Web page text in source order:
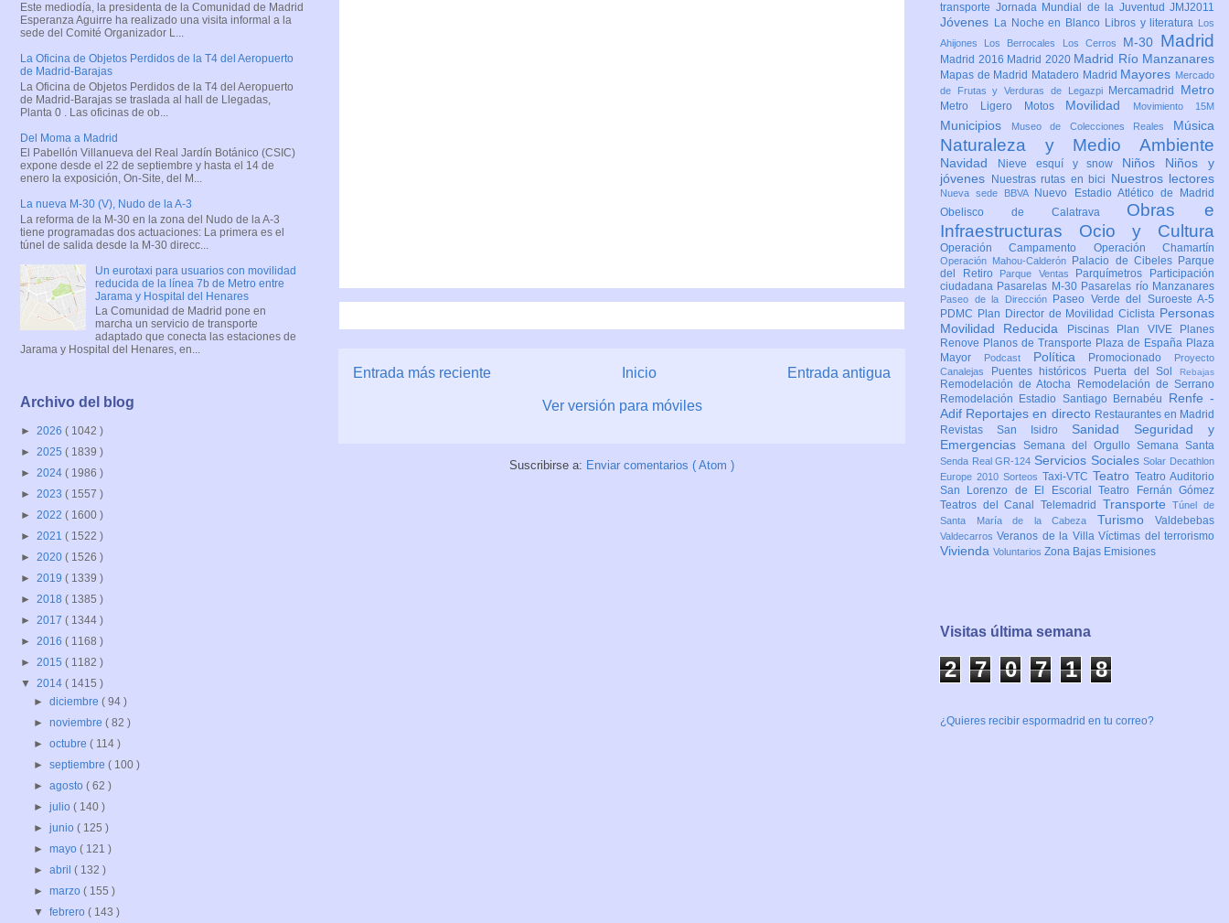
Entrada más reciente Entrada antigua
Inicio
Ver versión para móviles
Suscribirse a: Enviar comentarios ( Atom )
Este mediodía, la presidenta de la Comunidad de Madrid
Esperanza Aguirre ha realizado una visita informal a la
sede del Comité Organizador L...
La Oficina de Objetos Perdidos de la T4 del Aeropuerto
de Madrid-Barajas
La Oficina de Objetos Perdidos de la T4 del Aeropuerto
de Madrid-Barajas se traslada al hall de Llegadas,
Planta 0 . Las oficinas de ob...
Del Moma a Madrid
El Pabellón Villanueva del Real Jardín Botánico (CSIC)
expone desde el 22 de septiembre y hasta el 14 de
enero la exposición, On-Site, del M...
La nueva M-30 (V), Nudo de la A-3
La reforma de la M-30 en la zona del Nudo de la A-3
tiene programadas dos actuaciones: La primera es el
túnel de salida desde la M-30 direcc...
Un eurotaxi para usuarios con movilidad
reducida de la línea 7b de Metro entre
Jarama y Hospital del Henares
La Comunidad de Madrid pone en
marcha un servicio de transporte
adaptado que conecta las estaciones de
Jarama y Hospital del Henares, en...
Archivo del blog
► 2026 ( 1042 )
► 2025 ( 1839 )
► 2024 ( 1986 )
► 2023 ( 1557 )
► 2022 ( 1600 )
► 2021 ( 1522 )
► 2020 ( 1526 )
► 2019 ( 1339 )
► 2018 ( 1385 )
► 2017 ( 1344 )
► 2016 ( 1168 )
► 2015 ( 1182 )
▼ 2014 ( 1415 )
►diciembre( 94 )
►noviembre( 82 )
►octubre( 114 )
►septiembre( 100 )
►agosto( 62 )
►julio( 140 )
►junio( 125 )
►mayo( 121 )
►abril( 132 )
►marzo( 155 )
▼febrero( 143 )
transporte Jornada Mundial de la Juventud JMJ2011
Jóvenes La Noche en Blanco Libros y literatura
Los
Ahijones
Los Berrocales Los Cerros M-30 Madrid
Madrid 2016 Madrid 2020 Madrid Río Manzanares
Mapas de Madrid Matadero Madrid Mayores Mercado
de Frutas y Verduras de Legazpi
Mercamadrid Metro
Metro Ligero Motos Movilidad Movimiento 15M
Municipios Museo de Colecciones Reales Música
Naturaleza y Medio Ambiente
Navidad Nieve esquí y snow Niños Niños y
jóvenes
Nuestras rutas en bici Nuestros lectores
Nueva sede BBVA
Nuevo Estadio Atlético de Madrid
Obelisco de Calatrava Obras e
Infraestructuras Ocio y Cultura
Operación Campamento Operación Chamartín
Operación Mahou-Calderón Palacio de Cibeles Parque
del Retiro
Parque Ventas Parquímetros
Participación
ciudadana Pasarelas M-30 Pasarelas río Manzanares
Paseo de la Dirección
Paseo Verde del Suroeste A-5
PDMC Plan Director de Movilidad Ciclista Personas
Movilidad Reducida
Piscinas Plan VIVE
Planes
Renove Planos de Transporte Plaza de España Plaza
Mayor
Podcast Política Promocionado
Proyecto
Canalejas
Puentes históricos Puerta del Sol Rebajas
Remodelación de Atocha
Remodelación de Serrano
Remodelación Estadio Santiago Bernabéu Renfe -
Adif Reportajes en directo Restaurantes en Madrid
Revistas San Isidro Sanidad Seguridad y
Emergencias Semana del Orgullo Semana Santa
Senda Real GR-124 Servicios SocialesSolar Decathlon
Europe 2010 Sorteos Taxi-VTC Teatro Teatro Auditorio
San Lorenzo de El EscorialTeatro Fernán Gómez
Teatros del Canal Telemadrid TransporteTúnel de
Santa María de la Cabeza Turismo Valdebebas
ValdecarrosVeranos de la VillaVíctimas del terrorismo
Vivienda Voluntarios Zona Bajas Emisiones
Visitas última semana
2 7 0 7 1 8
¿Quieres recibir espormadrid en tu correo?